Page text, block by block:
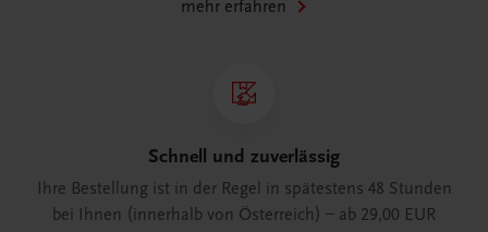
mehr erfahren
Schnell und zuverlässig
Ihre Bestellung ist in der Regel in spätestens 48 Stunden
bei Ihnen (innerhalb von Österreich) – ab 29,00 EUR